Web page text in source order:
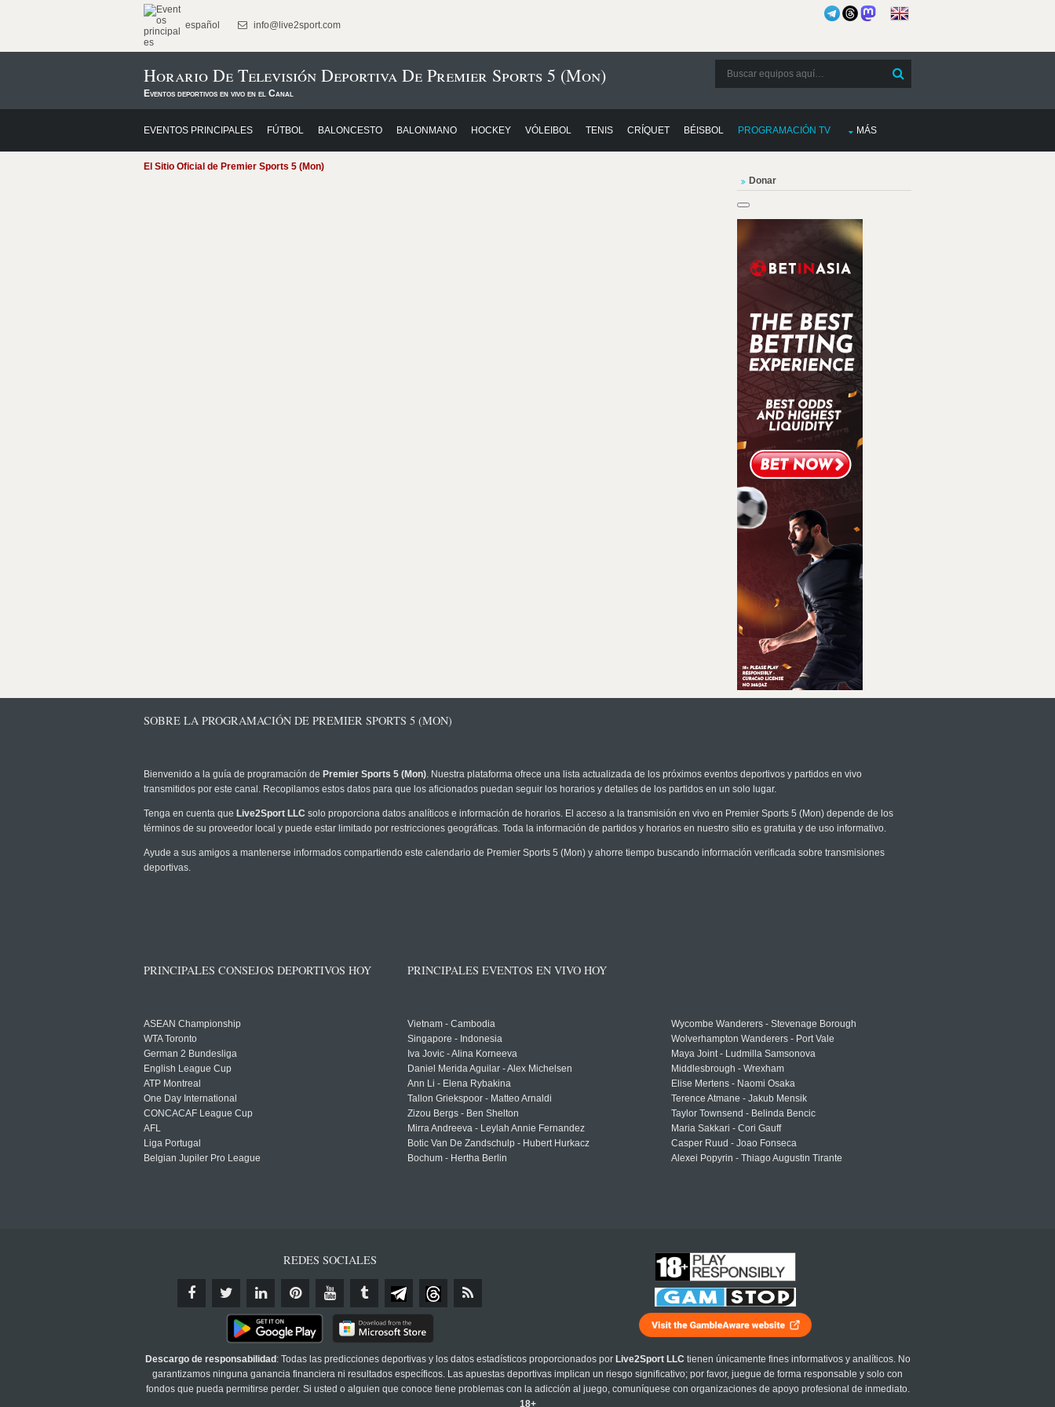
español info@live2sport.com
Horario De Televisión Deportiva De Premier Sports 5 (Mon)
Eventos deportivos en vivo en el Canal
EVENTOS PRINCIPALES FÚTBOL BALONCESTO BALONMANO HOCKEY VÓLEIBOL TENIS CRÍQUET BÉISBOL PROGRAMACIÓN TV MÁS
El Sitio Oficial de Premier Sports 5 (Mon)
Donar
SOBRE LA PROGRAMACIÓN DE PREMIER SPORTS 5 (MON)
Bienvenido a la guía de programación de Premier Sports 5 (Mon). Nuestra plataforma ofrece una lista actualizada de los próximos eventos deportivos y partidos en vivo
transmitidos por este canal. Recopilamos estos datos para que los aficionados puedan seguir los horarios y detalles de los partidos en un solo lugar.
Tenga en cuenta que Live2Sport LLC solo proporciona datos analíticos e información de horarios. El acceso a la transmisión en vivo en Premier Sports 5 (Mon) depende de los
términos de su proveedor local y puede estar limitado por restricciones geográficas. Toda la información de partidos y horarios en nuestro sitio es gratuita y de uso informativo.
Ayude a sus amigos a mantenerse informados compartiendo este calendario de Premier Sports 5 (Mon) y ahorre tiempo buscando información verificada sobre transmisiones
deportivas.
PRINCIPALES CONSEJOS DEPORTIVOS HOY
ASEAN Championship
WTA Toronto
German 2 Bundesliga
English League Cup
ATP Montreal
One Day International
CONCACAF League Cup
AFL
Liga Portugal
Belgian Jupiler Pro League
PRINCIPALES EVENTOS EN VIVO HOY
Vietnam - Cambodia
Singapore - Indonesia
Iva Jovic - Alina Korneeva
Daniel Merida Aguilar - Alex Michelsen
Ann Li - Elena Rybakina
Tallon Griekspoor - Matteo Arnaldi
Zizou Bergs - Ben Shelton
Mirra Andreeva - Leylah Annie Fernandez
Botic Van De Zandschulp - Hubert Hurkacz
Bochum - Hertha Berlin
Wycombe Wanderers - Stevenage Borough
Wolverhampton Wanderers - Port Vale
Maya Joint - Ludmilla Samsonova
Middlesbrough - Wrexham
Elise Mertens - Naomi Osaka
Terence Atmane - Jakub Mensik
Taylor Townsend - Belinda Bencic
Maria Sakkari - Cori Gauff
Casper Ruud - Joao Fonseca
Alexei Popyrin - Thiago Augustin Tirante
REDES SOCIALES
Descargo de responsabilidad : Todas las predicciones deportivas y los datos estadísticos proporcionados por Live2Sport LLC tienen únicamente fines informativos y analíticos. No
garantizamos ninguna ganancia financiera ni resultados específicos. Las apuestas deportivas implican un riesgo significativo; por favor, juegue de forma responsable y solo con
fondos que pueda permitirse perder. Si usted o alguien que conoce tiene problemas con la adicción al juego, comuníquese con organizaciones de apoyo profesional de inmediato.
18+